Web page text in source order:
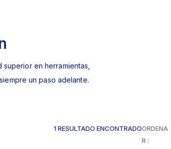
en herramientas,
un paso adelante.
1 RESULTADO ENCONTRADOORDENA
R :